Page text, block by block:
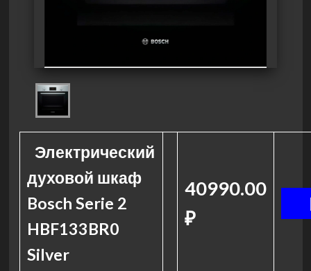
Электрический
духовой шкаф
Bosch Serie 2
HBF133BR0
Silver
40990.00
₽